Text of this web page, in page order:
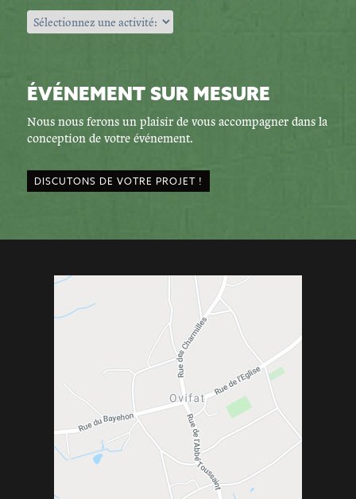
ÉVÉNEMENT SUR MESURE
Nous nous ferons un plaisir de vous accompagner dans la
conception de votre événement.
DISCUTONS DE VOTRE PROJET !